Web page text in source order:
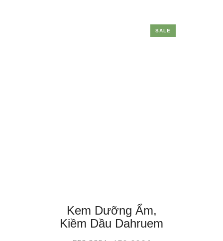
SALE
Kem Dưỡng Ẩm,
Kiềm Dầu Dahruem